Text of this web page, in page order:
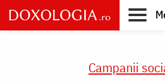
Skip
to
main
Campanii